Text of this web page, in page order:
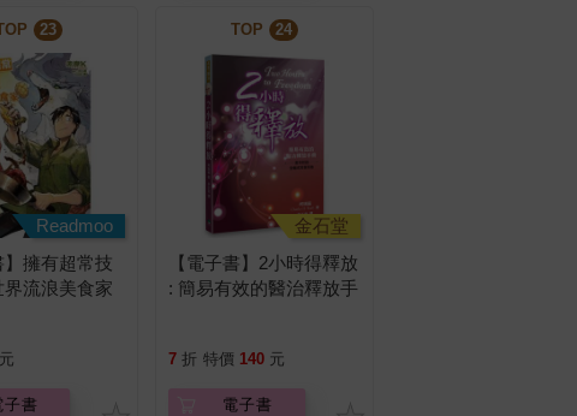
23
Readmoo
】擁有超常技
界流浪美食家
元
子書
TOP 24
金石堂
【電子書】2小時得釋放
: 簡易有效的醫治釋放手
7 折 特價 140 元
電子書